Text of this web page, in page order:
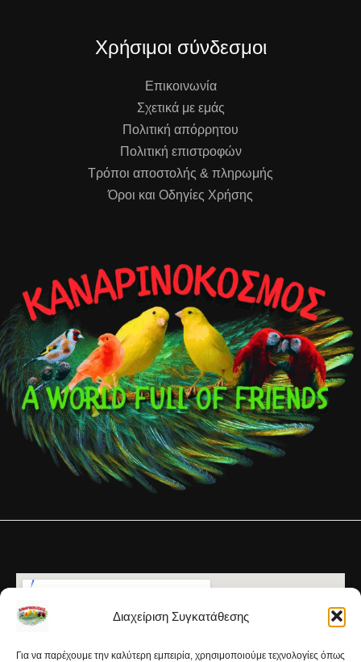
Διαχείριση Συγκατάθεσης
Για να παρέχουμε την καλύτερη εμπειρία, χρησιμοποιούμε τεχνολογίες όπως
Χρήσιμοι σύνδεσμοι
Επικοινωνία
Σχετικά με εμάς
Πολιτική απόρρητου
Πολιτική επιστροφών
Τρόποι αποστολής & πληρωμής
Όροι και Οδηγίες Χρήσης